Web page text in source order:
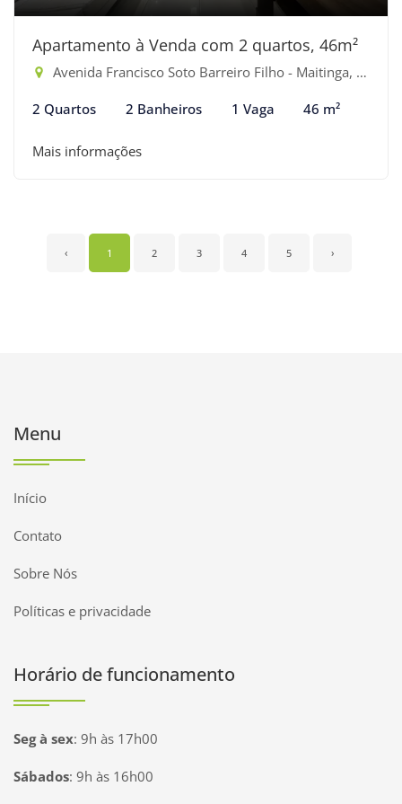
Apartamento à Venda com 2 quartos, 46m²
Avenida Francisco Soto Barreiro Filho - Maitinga, Bertioga-SP
2 Quartos 2 Banheiros 1 Vaga 46 m²
Mais informações
‹ 1 2 3 4 5 ›
Menu
Início
Contato
Sobre Nós
Políticas e privacidade
Horário de funcionamento
Seg à sex: 9h às 17h00
Sábados: 9h às 16h00